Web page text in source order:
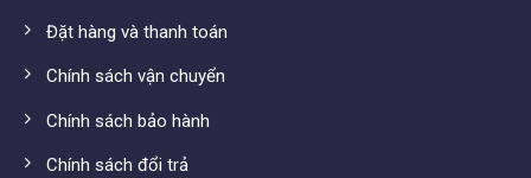
Tham khảo thêm các Switch khác tại đây:
https://wifistore.vn/danh-muc-san-pham/quan-
Đặt hàng và thanh toán
Chính sách vận chuyển
Chính sách bảo hành
Chính sách đổi trả